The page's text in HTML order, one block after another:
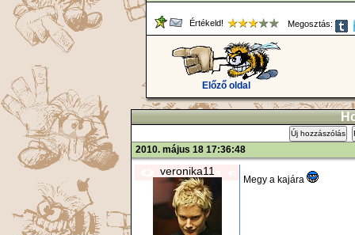
Értékeld! Megosztás:
Előző oldal
Új hozzászólás
2010. május 18 17:36:48
veronika11
Megy a kajára